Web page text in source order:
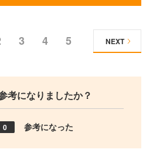
3 4 5 NEXT
考になりましたか？
0 参考になった